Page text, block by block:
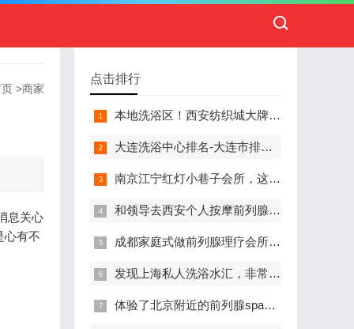
>商家
息关心
心有不
点击排行
本地洗浴区！西安纺织城大牌精英男子会馆.让你不负此行（新项目)）
大连洗浴中心排名-大连市排名前十的洗浴中心盘点
南京江宁红灯小巷子会所，这里您来了就不想走
和领导去西安个人按摩前列腺私人养生馆，体验一次最舒心的感受
成都家庭式做前列腺理疗会所,按摩按得特别舒服，放松减压的好地方
发现上海私人洗浴水汇，非常值得推荐的一个休闲场所
体验了北京附近的前列腺spa养生馆，刚体验完就忍不住分享出来